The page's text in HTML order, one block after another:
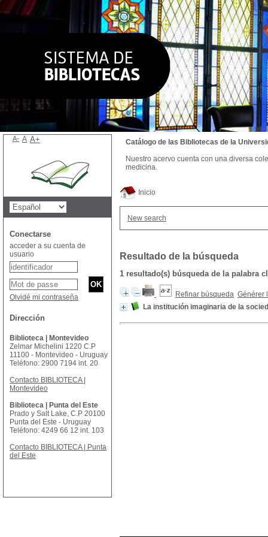
Inicio
New search
Resultado de la búsqueda
1 resultado(s) búsqueda de la palabra
Refinar búsqueda Générer
La institución imaginaria de la
Catálogo de las Bibliotecas de la
Nuestro acervo cuenta con una diversa
medicina.
A- A A+
Conectarse
acceder a su cuenta de
usuario
Olvidé mi contraseña
Dirección
Biblioteca | Montevideo
Zelmar Michelini 1220 C.P
11100 - Montevideo - Uruguay
Teléfono: 2900 7194 int. 20
Contacto BIBLIOTECA |
Montevideo
Biblioteca | Punta del Este
Prado y Salt Lake, C.P 20100
Punta del Este - Uruguay
Teléfono: 4249 66 12 int. 103
Contacto BIBLIOTECA | Punta
del Este